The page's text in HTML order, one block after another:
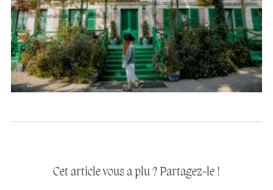
Cet article vous a plu ? Partagez-le !